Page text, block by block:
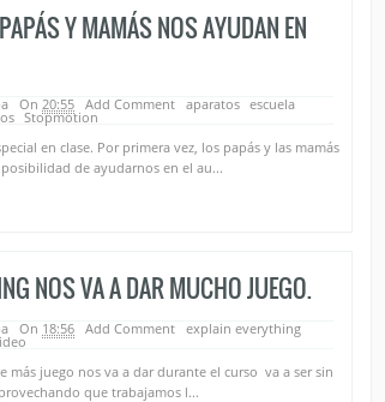
Y MAMÁS NOS AYUDAN EN
On 20:55 Add Comment aparatos escuela
Stopmotion
en clase. Por primera vez, los papás y las mamás
de ayudarnos en el au...
NOS VA A DAR MUCHO JUEGO.
On 18:56 Add Comment explain everything
más juego nos va a dar durante el curso va a ser sin
que trabajamos l...